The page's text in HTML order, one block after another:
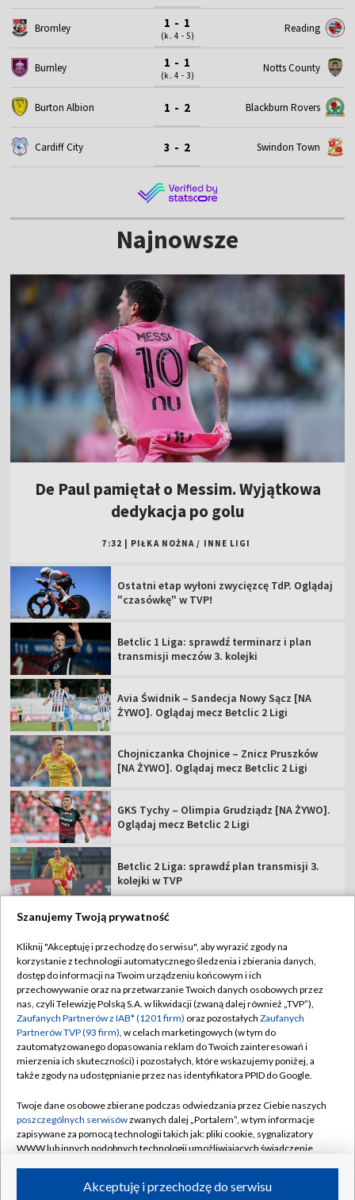
Bromley 1 - 1
(k. 4 - 5)
Reading
Burnley 1 - 1
(k. 4 - 3)
Notts County
Burton Albion 1 - 2 Blackburn Rovers
Cardiff City 3 - 2 Swindon Town
Najnowsze
De Paul pamiętał o Messim. Wyjątkowa
dedykacja po golu
7:32 PIŁKA NOŻNA / INNE LIGI
Ostatni etap wyłoni zwycięzcę TdP. Oglądaj
"czasówkę" w TVP!
Betclic 1 Liga: sprawdź terminarz i plan
transmisji meczów 3. kolejki
Avia Świdnik – Sandecja Nowy Sącz [NA
ŻYWO]. Oglądaj mecz Betclic 2 Ligi
Chojniczanka Chojnice – Znicz Pruszków
[NA ŻYWO]. Oglądaj mecz Betclic 2 Ligi
GKS Tychy – Olimpia Grudziądz [NA ŻYWO].
Oglądaj mecz Betclic 2 Ligi
Betclic 2 Liga: sprawdź plan transmisji 3.
kolejki w TVP
TVP
Abonament TVP
Sklep TVP
Biuro Reklamy
Oferta Handlowa
Emisja w TVP
Rada Programowa
Ogłoszenia przetargowe
Akademia Telewizyjna
Regulamin TVP
Polityka prywatności
Moje zgody
Biuro reklamy
Kanały
©2026 Telewizja Polska Spółka Akcyjna w likwidacji
Szanujemy Twoją prywatność
Kliknij "Akceptuję i przechodzę do serwisu", aby wyrazić zgody na
korzystanie z technologii automatycznego śledzenia i zbierania danych,
dostęp do informacji na Twoim urządzeniu końcowym i ich
przechowywanie oraz na przetwarzanie Twoich danych osobowych przez
nas, czyli Telewizję Polską S.A. w likwidacji (zwaną dalej również „TVP”),
Zaufanych Partnerów z IAB* (1201 firm) oraz pozostałych Zaufanych
Partnerów TVP (93 firm), w celach marketingowych (w tym do
zautomatyzowanego dopasowania reklam do Twoich zainteresowań i
mierzenia ich skuteczności) i pozostałych, które wskazujemy poniżej, a
także zgody na udostępnianie przez nas identyfikatora PPID do Google.
Twoje dane osobowe zbierane podczas odwiedzania przez Ciebie naszych
poszczególnych serwisówzwanych dalej „Portalem”, w tym informacje
zapisywane za pomocą technologii takich jak: pliki cookie, sygnalizatory
WWW lub innych podobnych technologii umożliwiających świadczenie
ruchu w Internecie.Akceptuję i przechodzę do serwisu